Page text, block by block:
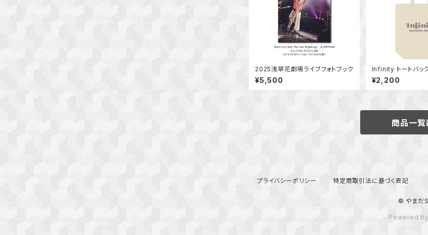
2025浅草花劇場ライブフォトブック
¥5,500
Infinity トートバッ
¥2,200
商品一覧
プライバシーポリシー 特定商取引法に基づく表記
© やまだ
Powered by